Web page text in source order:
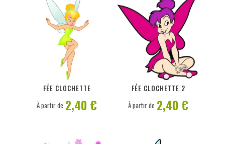
FÉE CLOCHETTE
PERSONNALISER
À partir de 2,40 €
FÉE CLOCHETTE 2
PERSONNALISER
À partir de 2,40 €